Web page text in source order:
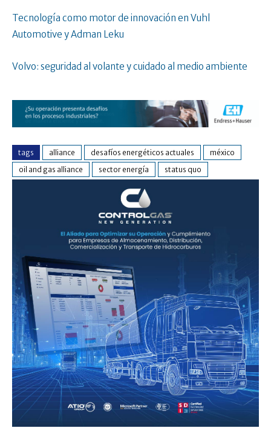
Tecnología como motor de innovación en Vuhl
Automotive y Adman Leku
Volvo: seguridad al volante y cuidado al medio ambiente
tags alliance desafíos energéticos actuales
méxico
oil and gas alliance
sector energía status quo